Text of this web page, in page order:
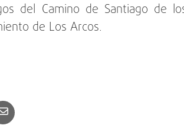
del Camino de Santiago de
de Los Arcos.